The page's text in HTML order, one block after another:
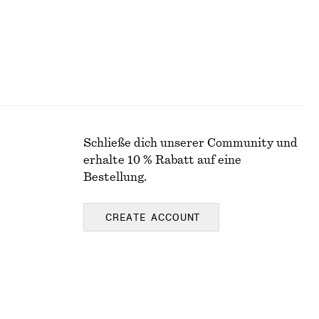
Schließe dich unserer Community und
erhalte 10 % Rabatt auf eine
Bestellung.
CREATE ACCOUNT